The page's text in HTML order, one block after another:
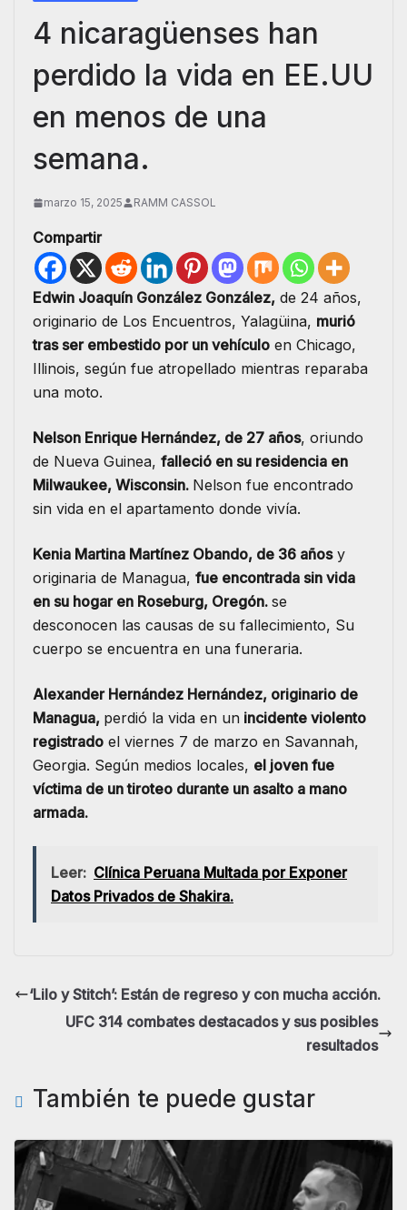
4 nicaragüenses han
perdido la vida en EE.UU
en menos de una
semana.
marzo 15, 2025 RAMM CASSOL
Compartir
Edwin Joaquín González González, de 24 años,
originario de Los Encuentros, Yalagüina, murió
tras ser embestido por un vehículo en Chicago,
Illinois, según fue atropellado mientras reparaba
una moto.
Nelson Enrique Hernández, de 27 años, oriundo
de Nueva Guinea, falleció en su residencia en
Milwaukee, Wisconsin. Nelson fue encontrado
sin vida en el apartamento donde vivía.
Kenia Martina Martínez Obando, de 36 añosy
originaria de Managua, fue encontrada sin vida
en su hogar en Roseburg, Oregón. se
desconocen las causas de su fallecimiento, Su
cuerpo se encuentra en una funeraria.
Alexander Hernández Hernández, originario de
Managua, perdió la vida en un incidente violento
registrado el viernes 7 de marzo en Savannah,
Georgia. Según medios locales, el joven fue
víctima de un tiroteo durante un asalto a mano
armada.
Leer: Clínica Peruana Multada por Exponer
Datos Privados de Shakira.
‘Lilo y Stitch’: Están de regreso y con mucha acción.
UFC 314 combates destacados y sus posibles
resultados
También te puede gustar